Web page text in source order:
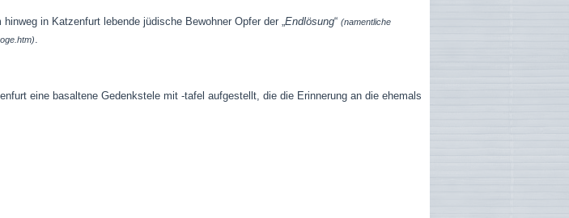
in Katzenfurt lebende jüdische Bewohner Opfer der „Endlösung“(namentliche
.
eine basaltene Gedenkstele mit -tafel aufgestellt, die die Erinnerung an die ehemals